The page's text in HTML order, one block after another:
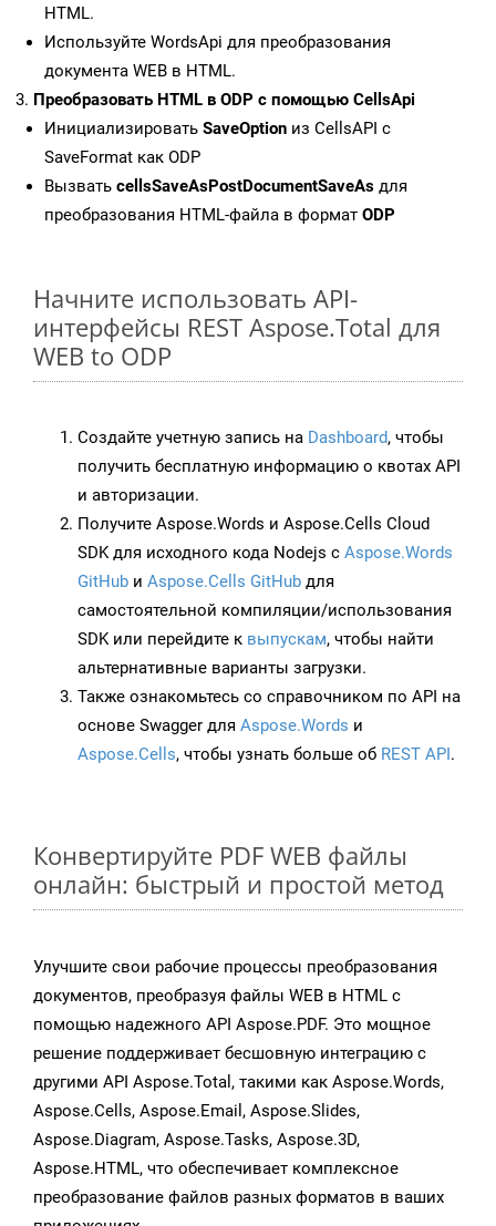
HTML.
Используйте WordsApi для преобразования
документа WEB в HTML.
Преобразовать HTML в ODP с помощью CellsApi
Инициализировать SaveOption из CellsAPI с
SaveFormat как ODP
Вызвать cellsSaveAsPostDocumentSaveAs для
преобразования HTML-файла в формат ODP
Начните использовать API-
интерфейсы REST Aspose.Total для
WEB to ODP
Создайте учетную запись на Dashboard, чтобы
получить бесплатную информацию о квотах API
и авторизации.
Получите Aspose.Words и Aspose.Cells Cloud
SDK для исходного кода Nodejs с Aspose.Words
GitHub и Aspose.Cells GitHub для
самостоятельной компиляции/использования
SDK или перейдите к выпускам, чтобы найти
альтернативные варианты загрузки.
Также ознакомьтесь со справочником по API на
основе Swagger для Aspose.Words и
Aspose.Cells, чтобы узнать больше об REST API.
Конвертируйте PDF WEB файлы
онлайн: быстрый и простой метод
Улучшите свои рабочие процессы преобразования
документов, преобразуя файлы WEB в HTML с
помощью надежного API Aspose.PDF. Это мощное
решение поддерживает бесшовную интеграцию с
другими API Aspose.Total, такими как Aspose.Words,
Aspose.Cells, Aspose.Email, Aspose.Slides,
Aspose.Diagram, Aspose.Tasks, Aspose.3D,
Aspose.HTML, что обеспечивает комплексное
преобразование файлов разных форматов в ваших